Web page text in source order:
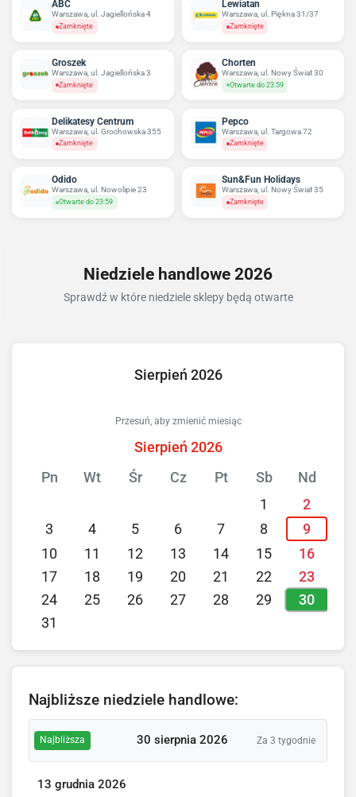
ABC
Warszawa, ul. Jagiellońska 4
Zamknięte
Lewiatan
Warszawa, ul. Piękna 31/37
Zamknięte
Groszek
Warszawa, ul. Jagiellońska 3
Zamknięte
Chorten
Warszawa, ul. Nowy Świat 30
Otwarte do 23:59
Delikatesy Centrum
Warszawa, ul. Grochowska 355
Zamknięte
Pepco
Warszawa, ul. Targowa 72
Zamknięte
Odido
Warszawa, ul. Nowolipie 23
Otwarte do 23:59
Sun&Fun Holidays
Warszawa, ul. Nowy Świat 35
Zamknięte
Niedziele handlowe 2026
Sprawdź w które niedziele sklepy będą otwarte
Sierpień 2026
Przesuń, aby zmienić miesiąc
Sierpień 2026
Pn
Wt Śr Cz Pt Sb
Nd
1
2
3
4 5 6 7 8
9
10
11 12 13 14 15
16
17
18 19 20 21 22
23
24
25 26 27 28 29 30
31
Najbliższe niedziele handlowe:
Najbliższa 30 sierpnia 2026 Za 3 tygodnie
13 grudnia 2026